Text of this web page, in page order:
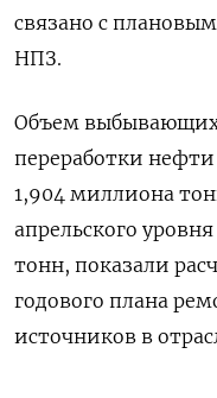
связано с
НПЗ.
Объем
переработки
1,904 миллиона
апрельского
тонн, показали
годового плана
источников в